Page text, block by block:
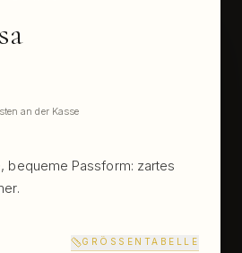
an der Kasse
bequeme Passform: zartes
GRÖSSENTABELLE